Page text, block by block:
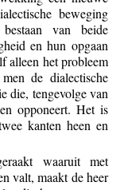
beweging
van beide
en hun opgaan
alleen het probleem
de dialectische
die, tengevolge van
opponeert. Het is
kanten heen en
waaruit met
valt, maakt de heer